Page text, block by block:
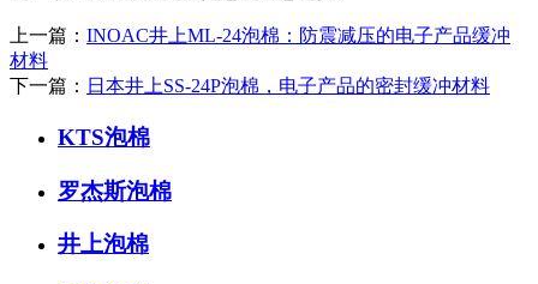
上一篇： INOAC井上ML-24泡棉：防震减压的电子产品缓冲
材料
下一篇： 日本井上SS-24P泡棉，电子产品的密封缓冲材料
KTS泡棉
罗杰斯泡棉
井上泡棉